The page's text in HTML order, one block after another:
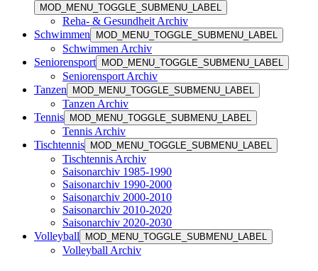
MOD_MENU_TOGGLE_SUBMENU_LABEL
Reha- & Gesundheit Archiv
Schwimmen
MOD_MENU_TOGGLE_SUBMENU_LABEL
Schwimmen Archiv
Seniorensport
MOD_MENU_TOGGLE_SUBMENU_LABEL
Seniorensport Archiv
Tanzen
MOD_MENU_TOGGLE_SUBMENU_LABEL
Tanzen Archiv
Tennis
MOD_MENU_TOGGLE_SUBMENU_LABEL
Tennis Archiv
Tischtennis
MOD_MENU_TOGGLE_SUBMENU_LABEL
Tischtennis Archiv
Saisonarchiv 1985-1990
Saisonarchiv 1990-2000
Saisonarchiv 2000-2010
Saisonarchiv 2010-2020
Saisonarchiv 2020-2030
Volleyball
MOD_MENU_TOGGLE_SUBMENU_LABEL
Volleyball Archiv